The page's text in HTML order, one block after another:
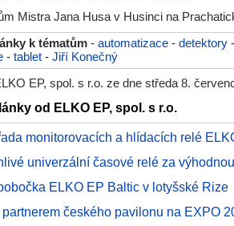
Mistra Jana Husa v Husinci na
k tématům - automatizace - detektory -
- tablet - Jiří Konečný
EP, spol. s r.o. ze dne středa 8.
od ELKO EP, spol. s r.o.
monitorovacích a hlídacích relé
univerzální časové relé za
ELKO EP Baltic v lotyšské Rize
českého pavilonu na EXPO